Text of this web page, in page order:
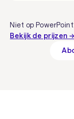
Niet op
Bekijk de prijzen →